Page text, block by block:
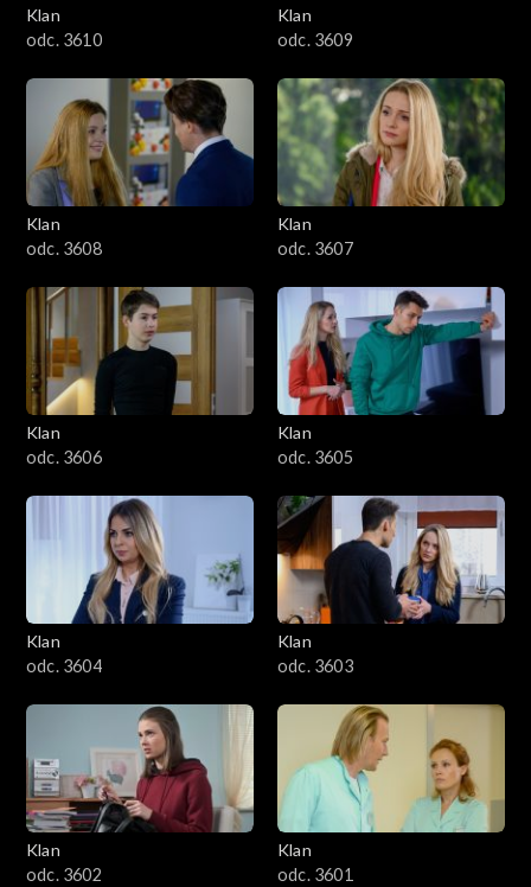
Klan
odc. 3610
Klan
odc. 3609
Klan
odc. 3608
Klan
odc. 3607
Klan
odc. 3606
Klan
odc. 3605
Klan
odc. 3604
Klan
odc. 3603
Klan
odc. 3602
Klan
odc. 3601